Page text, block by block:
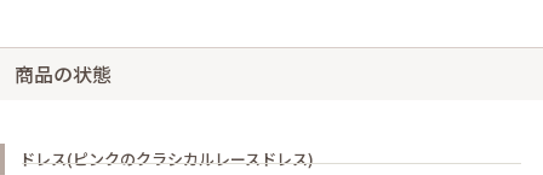
商品の状態
ドレス(ピンクのクラシカルレースドレス)